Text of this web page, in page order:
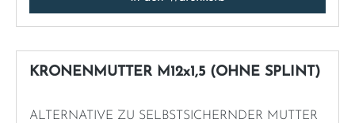
KRONENMUTTER M12x1,5 (OHNE SPLINT)
ALTERNATIVE ZU SELBSTSICHERNDER MUTTER